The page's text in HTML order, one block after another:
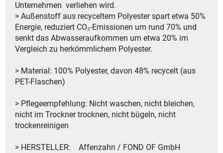
Unternehmen verliehen wird.
> Außenstoff aus recyceltem Polyester spart etwa 50%
Energie, reduziert CO₂-Emissionen um rund 70% und
senkt das Abwasseraufkommen um etwa 20% im
Vergleich zu herkömmlichem Polyester.
> Material: 100% Polyester, davon 48% recycelt (aus
PET-Flaschen)
> Pflegeempfehlung: Nicht waschen, nicht bleichen,
nicht im Trockner trocknen, nicht bügeln, nicht
trockenreinigen
> HERSTELLER: Affenzahn / FOND OF GmbH